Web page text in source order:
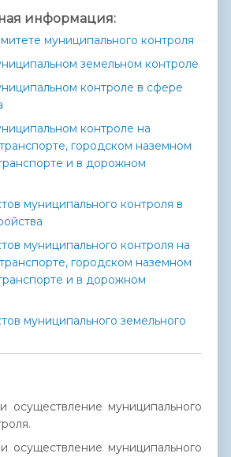
информация:
муниципального контроля
земельном контроле
контроле в сфере
контроле на
городском наземном
и в дорожном
муниципального контроля в
муниципального контроля на
городском наземном
и в дорожном
муниципального земельного
осуществление муниципального
осуществление муниципального